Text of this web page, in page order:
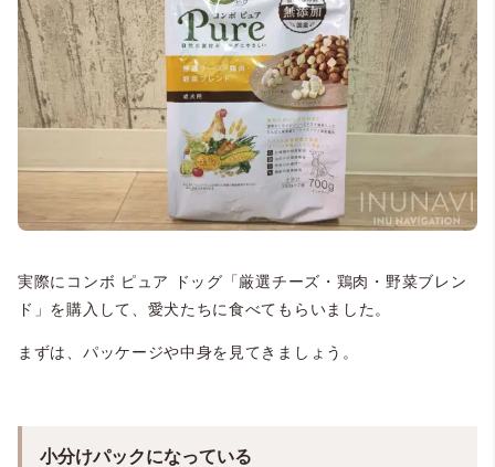
実際にコンボ ピュア ドッグ「厳選チーズ・鶏肉・野菜ブレン
ド」を購入して、愛犬たちに食べてもらいました。
まずは、パッケージや中身を見てきましょう。
小分けパックになっている